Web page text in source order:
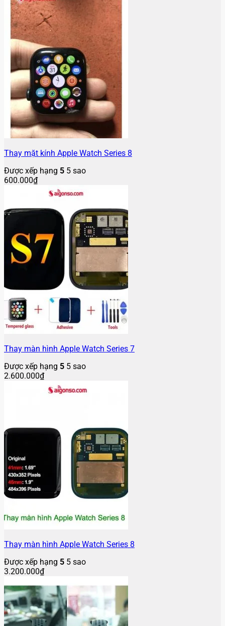
Thay mặt kính Apple Watch Series 8
Được xếp hạng 5 5 sao
600.000₫
Thay màn hình Apple Watch Series 7
Được xếp hạng 5 5 sao
2.600.000₫
Thay màn hình Apple Watch Series 8
Được xếp hạng 5 5 sao
3.200.000₫